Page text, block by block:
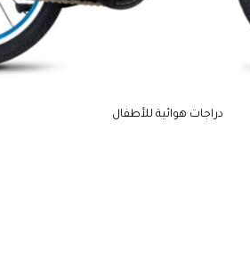
دراجات هوائية للأطفال